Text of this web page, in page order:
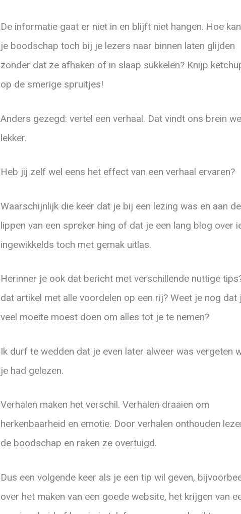
De informatie gaat er niet in en blijft niet hangen. Hoe
je boodschap toch bij je lezers naar binnen laten glijden
zonder dat ze afhaken of in slaap sukkelen? Knijp
op de smerige spruitjes!
Anders gezegd: vertel een verhaal. Dat vindt ons brein
lekker.
Heb jij zelf wel eens het effect van een verhaal ervaren?
Waarschijnlijk die keer dat je bij een lezing was en aan de
lippen van een spreker hing of dat je een lang blog over
ingewikkelds toch met gemak uitlas.
Herinner je ook dat bericht met verschillende nuttige
dat artikel met alle voordelen op een rij? Weet je nog dat
veel moeite moest doen om alles tot je te nemen?
Ik durf te wedden dat je even later alweer was vergeten
je had gelezen.
Verhalen maken het verschil. Verhalen draaien om
herkenbaarheid en emotie. Door verhalen onthouden
de boodschap en raken ze overtuigd.
Dus een volgende keer als je een tip wil geven,
over het maken van een goede website, het krijgen van